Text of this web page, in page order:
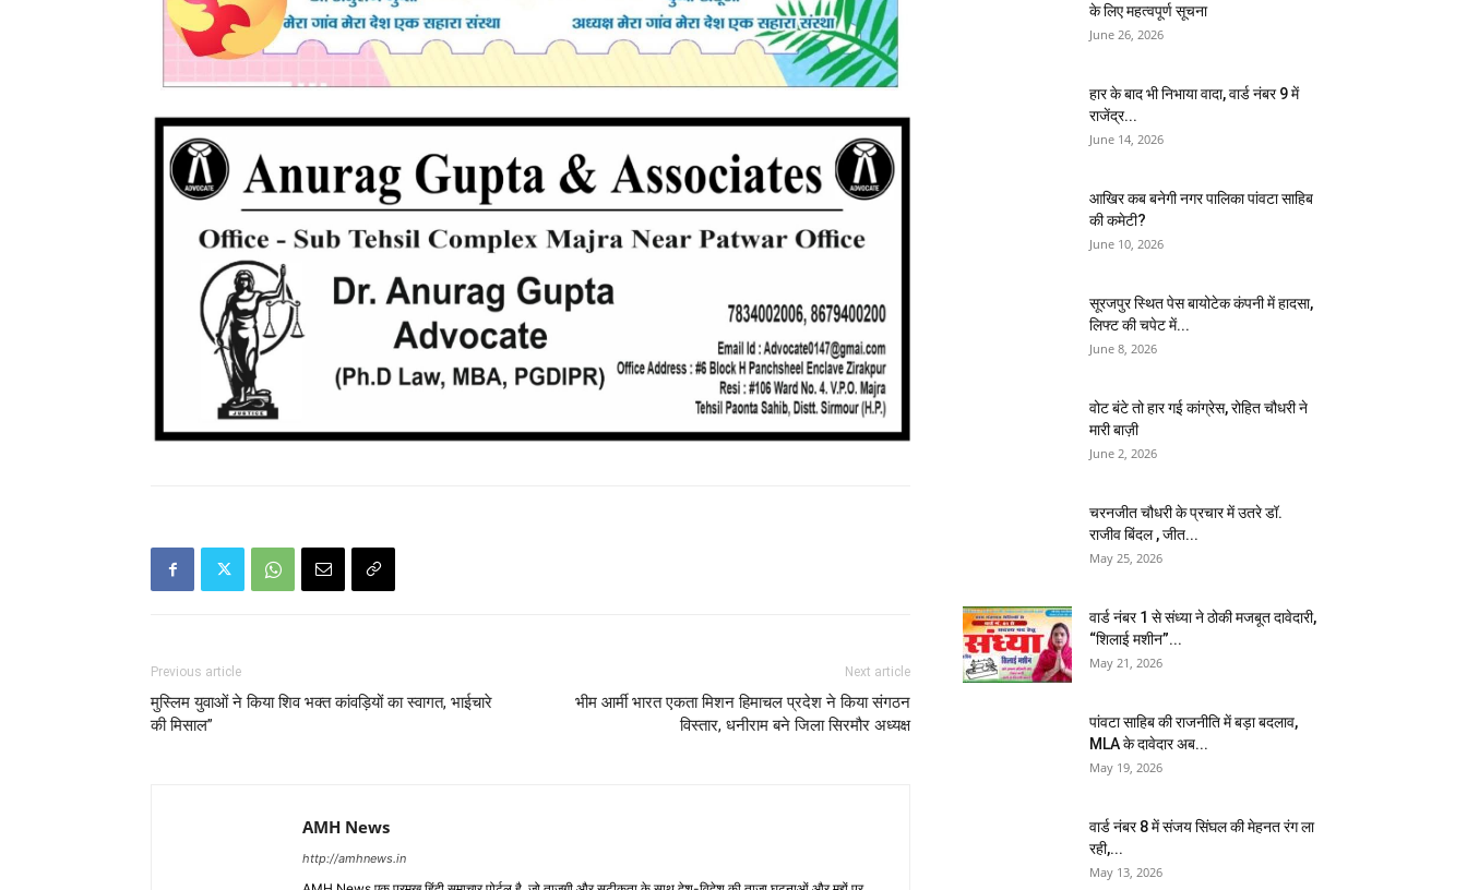
Previous article
मुस्लिम युवाओं ने किया शिव भक्त कांवड़ियों का स्वागत, भाईचारे
की मिसाल”
Next article
भीम आर्मी भारत एकता मिशन हिमाचल प्रदेश ने किया संगठन
विस्तार, धनीराम बने जिला सिरमौर अध्यक्ष
AMH News
http://amhnews.in
के लिए महत्वपूर्ण सूचना
June 26, 2026
हार के बाद भी निभाया वादा, वार्ड नंबर 9 में
राजेंद्र...
June 14, 2026
आखिर कब बनेगी नगर पालिका पांवटा साहिब
की कमेटी?
June 10, 2026
सूरजपुर स्थित पेस बायोटेक कंपनी में हादसा,
लिफ्ट की चपेट में...
June 8, 2026
वोट बंटे तो हार गई कांग्रेस, रोहित चौधरी ने
मारी बाज़ी
June 2, 2026
चरनजीत चौधरी के प्रचार में उतरे डॉ.
राजीव बिंदल , जीत...
May 25, 2026
वार्ड नंबर 1 से संध्या ने ठोकी मजबूत दावेदारी,
“शिलाई मशीन”...
May 21, 2026
पांवटा साहिब की राजनीति में बड़ा बदलाव,
MLA के दावेदार अब...
May 19, 2026
वार्ड नंबर 8 में संजय सिंघल की मेहनत रंग ला
रही,...
May 13, 2026